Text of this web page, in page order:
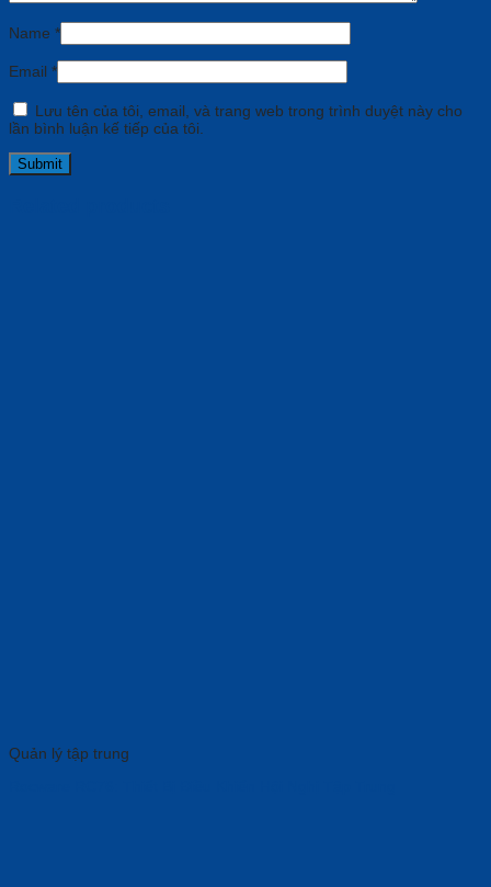
Name *
Email *
Lưu tên của tôi, email, và trang web trong trình duyệt này cho
lần bình luận kế tiếp của tôi.
Quản lý tập trung